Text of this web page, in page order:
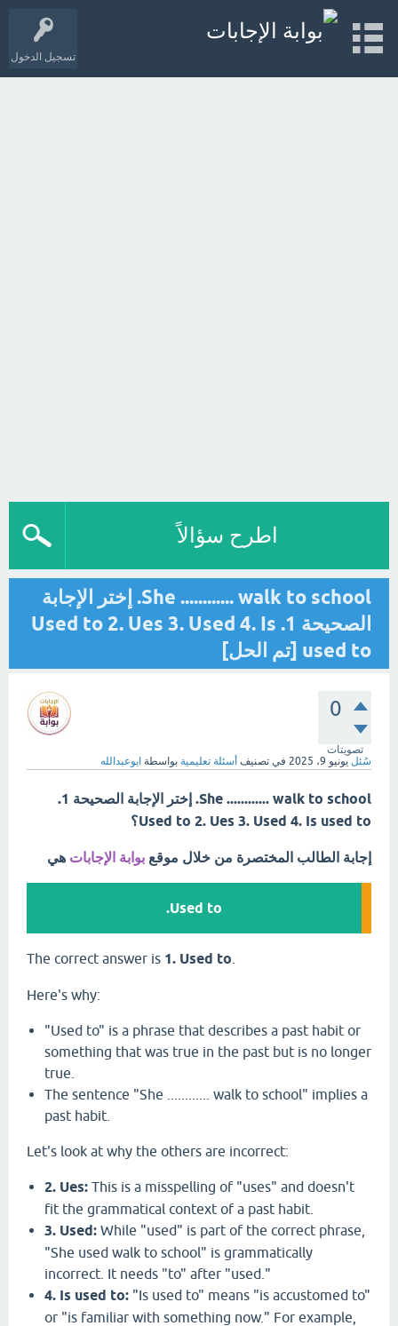
تسجيل الدخول
اطرح سؤالاً
She ............ walk to school. إختر الإجابة
الصحيحة 1. Used to 2. Ues 3. Used 4. Is
used to [تم الحل]
0
تصويتات
سُئل يونيو 9، 2025 في تصنيف أسئلة تعليمية بواسطة ابوعبدالله
She ............ walk to school. إختر الإجابة الصحيحة 1.
Used to 2. Ues 3. Used 4. Is used to؟
إجابة الطالب المختصرة من خلال موقع بوابة الإجابات هي
Used to.
The correct answer is 1. Used to
Here's why:
"Used to" is a phrase that describes a past habit or
something that was true in the past but is no longer
true.
The sentence "She ............
walk to school" implies a
past habit.
Let's look at why the others are incorrect:
2. Ues: This is a misspelling of "uses" and doesn't
fit the grammatical context of a past habit.
3. Used: While "used" is part of the correct phrase,
"She used walk to school" is grammatically
incorrect. It needs "to" after "used. "
4. Is used to: "Is used to" means "is accustomed to"
or "is familiar with something now. " For example,